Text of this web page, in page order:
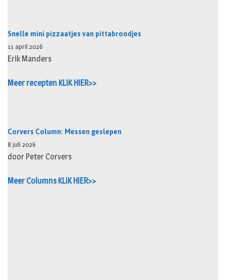
Snelle mini pizzaatjes van pittabroodjes
11 april 2026
Erik Manders
Meer recepten KLIK HIER>>
Corvers Column: Messen geslepen
8 juli 2026
door Peter Corvers
Meer Columns KLIK HIER>>